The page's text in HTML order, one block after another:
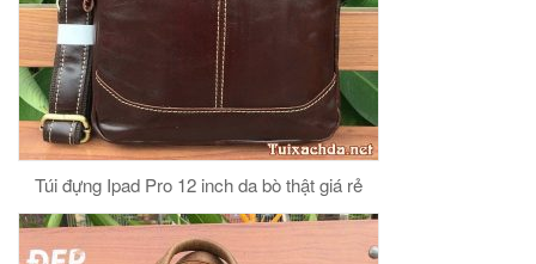
Túi đựng Ipad Pro 12 inch da bò thật giá rẻ